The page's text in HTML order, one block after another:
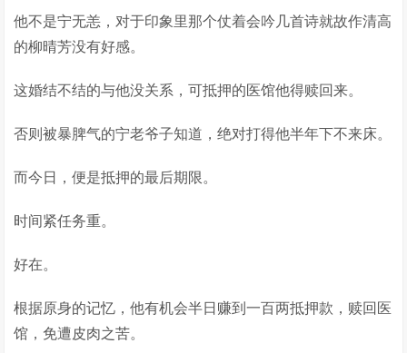
他不是宁无恙，对于印象里那个仗着会吟几首诗就故作清高
的柳晴芳没有好感。
这婚结不结的与他没关系，可抵押的医馆他得赎回来。
否则被暴脾气的宁老爷子知道，绝对打得他半年下不来床。
而今日，便是抵押的最后期限。
时间紧任务重。
好在。
根据原身的记忆，他有机会半日赚到一百两抵押款，赎回医
馆，免遭皮肉之苦。